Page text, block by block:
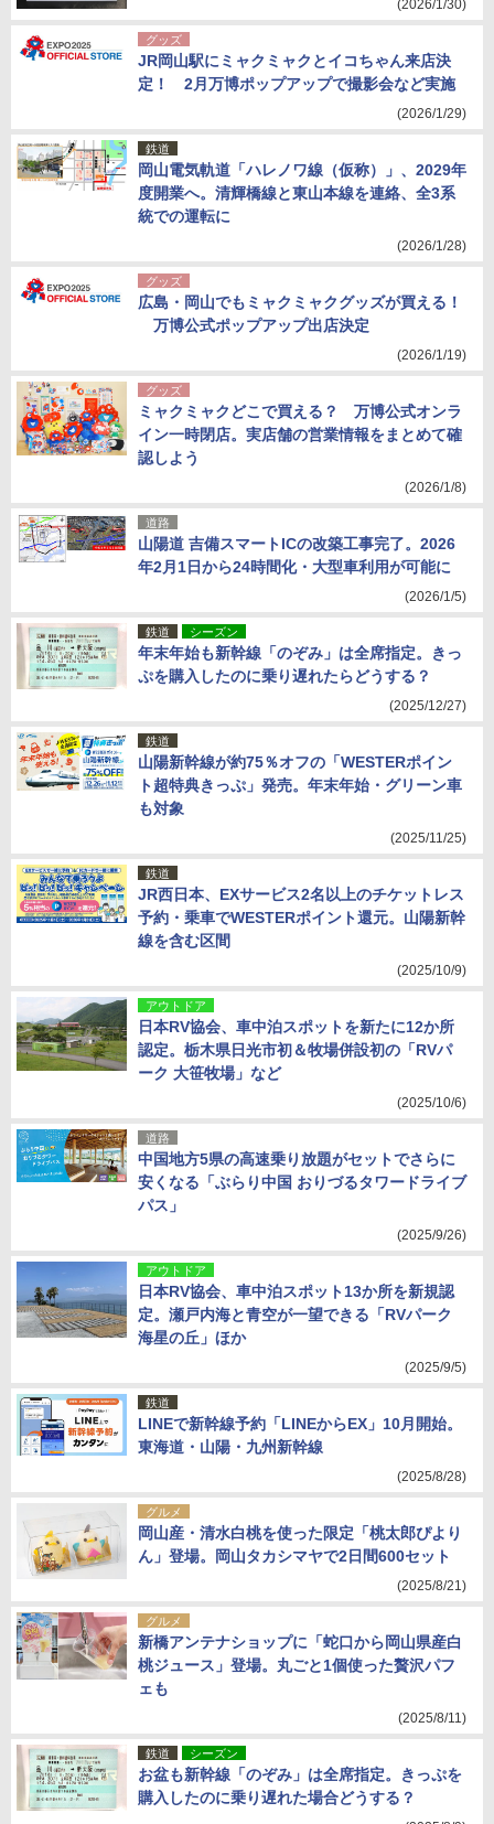
(2026/1/30)
グッズ
JR岡山駅にミャクミャクとイコちゃん来店決
定！ 2月万博ポップアップで撮影会など実施
(2026/1/29)
鉄道
岡山電気軌道「ハレノワ線（仮称）」、2029年
度開業へ。清輝橋線と東山本線を連絡、全3系
統での運転に
(2026/1/28)
グッズ
広島・岡山でもミャクミャクグッズが買える！
万博公式ポップアップ出店決定
(2026/1/19)
グッズ
ミャクミャクどこで買える？ 万博公式オンラ
イン一時閉店。実店舗の営業情報をまとめて確
認しよう
(2026/1/8)
道路
山陽道 吉備スマートICの改築工事完了。2026
年2月1日から24時間化・大型車利用が可能に
(2026/1/5)
鉄道 シーズン
年末年始も新幹線「のぞみ」は全席指定。きっ
ぷを購入したのに乗り遅れたらどうする？
(2025/12/27)
鉄道
山陽新幹線が約75％オフの「WESTERポイン
ト超特典きっぷ」発売。年末年始・グリーン車
も対象
(2025/11/25)
鉄道
JR西日本、EXサービス2名以上のチケットレス
予約・乗車でWESTERポイント還元。山陽新幹
線を含む区間
(2025/10/9)
アウトドア
日本RV協会、車中泊スポットを新たに12か所
認定。栃木県日光市初＆牧場併設初の「RVパ
ーク 大笹牧場」など
(2025/10/6)
道路
中国地方5県の高速乗り放題がセットでさらに
安くなる「ぶらり中国 おりづるタワードライブ
パス」
(2025/9/26)
アウトドア
日本RV協会、車中泊スポット13か所を新規認
定。瀬戸内海と青空が一望できる「RVパーク
海星の丘」ほか
(2025/9/5)
鉄道
LINEで新幹線予約「LINEからEX」10月開始。
東海道・山陽・九州新幹線
(2025/8/28)
グルメ
岡山産・清水白桃を使った限定「桃太郎ぴより
ん」登場。岡山タカシマヤで2日間600セット
(2025/8/21)
グルメ
新橋アンテナショップに「蛇口から岡山県産白
桃ジュース」登場。丸ごと1個使った贅沢パフ
ェも
(2025/8/11)
鉄道 シーズン
お盆も新幹線「のぞみ」は全席指定。きっぷを
購入したのに乗り遅れた場合どうする？